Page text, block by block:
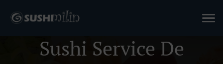
Sushi Service De